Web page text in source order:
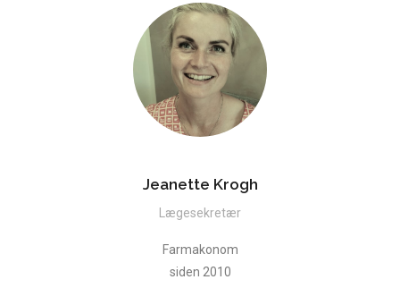
Jeanette Krogh
Lægesekretær
Farmakonom
siden 2010